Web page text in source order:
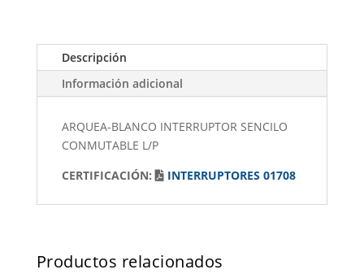
Descripción
Información adicional
ARQUEA-BLANCO INTERRUPTOR SENCILO
CONMUTABLE L/P
CERTIFICACIÓN:
INTERRUPTORES 01708
Productos relacionados